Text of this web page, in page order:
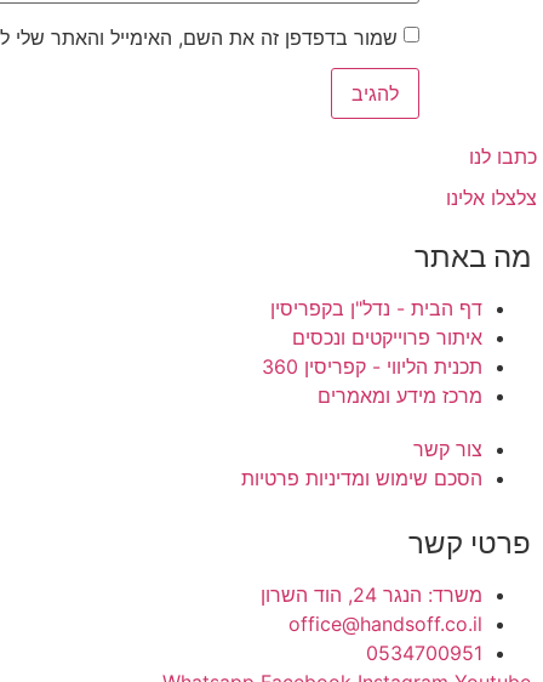
שמור בדפדפן זה את השם, האימייל והאתר שלי
כתבו לנו
צלצלו אלינו
מה באתר
דף הבית - נדל"ן בקפריסין
איתור פרוייקטים ונכסים
תכנית הליווי - קפריסין 360
מרכז מידע ומאמרים
צור קשר
הסכם שימוש ומדיניות פרטיות
פרטי קשר
משרד: הנגר 24, הוד השרון
office@handsoff.co.il
0534700951